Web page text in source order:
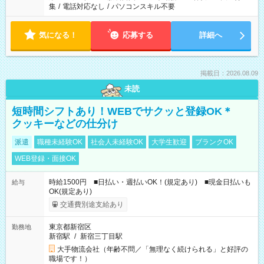
集 / 電話対応なし / パソコンスキル不要
気になる！ 応募する 詳細へ
掲載日：2026.08.09
未読
短時間シフトあり！WEBでサクッと登録OK＊
クッキーなどの仕分け
派遣 職種未経験OK 社会人未経験OK 大学生歓迎
ブランクOK
WEB登録・面接OK
給与
時給1500円 ■日払い・週払いOK！(規定あり) ■現金日払いも
OK(規定あり)
交通費別途支給あり
勤務地
東京都新宿区
新宿駅 / 新宿三丁目駅
大手物流会社（年齢不問／「無理なく続けられる」と好評の
職場です！）